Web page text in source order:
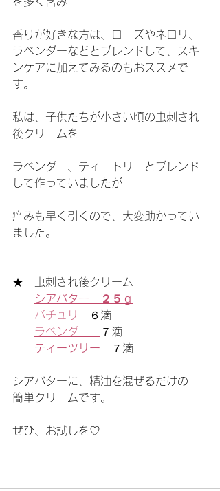
香りが好きな方は、ローズやネロリ、
ラベンダーなどとブレンドして、スキ
ンケアに加えてみるのもおススメで
す。
私は、子供たちが小さい頃の虫刺され
後クリームを
ラベンダー、ティートリーとブレンド
して作っていましたが
痒みも早く引くので、大変助かってい
ました。
★　虫刺され後クリーム
シアバター　２５ｇ
パチュリ
６滴
ラベンダー
７滴
ティーツリー ７滴
シアバターに、精油を混ぜるだけの
簡単クリームです。
ぜひ、お試しを♡